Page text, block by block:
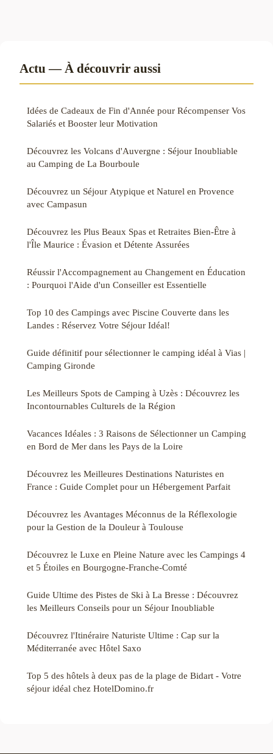
Actu — À découvrir aussi
Idées de Cadeaux de Fin d'Année pour Récompenser Vos
Salariés et Booster leur Motivation
Découvrez les Volcans d'Auvergne : Séjour Inoubliable
au Camping de La Bourboule
Découvrez un Séjour Atypique et Naturel en Provence
avec Campasun
Découvrez les Plus Beaux Spas et Retraites Bien-Être à
l'Île Maurice : Évasion et Détente Assurées
Réussir l'Accompagnement au Changement en Éducation
: Pourquoi l'Aide d'un Conseiller est Essentielle
Top 10 des Campings avec Piscine Couverte dans les
Landes : Réservez Votre Séjour Idéal!
Guide définitif pour sélectionner le camping idéal à Vias |
Camping Gironde
Les Meilleurs Spots de Camping à Uzès : Découvrez les
Incontournables Culturels de la Région
Vacances Idéales : 3 Raisons de Sélectionner un Camping
en Bord de Mer dans les Pays de la Loire
Découvrez les Meilleures Destinations Naturistes en
France : Guide Complet pour un Hébergement Parfait
Découvrez les Avantages Méconnus de la Réflexologie
pour la Gestion de la Douleur à Toulouse
Découvrez le Luxe en Pleine Nature avec les Campings 4
et 5 Étoiles en Bourgogne-Franche-Comté
Guide Ultime des Pistes de Ski à La Bresse : Découvrez
les Meilleurs Conseils pour un Séjour Inoubliable
Découvrez l'Itinéraire Naturiste Ultime : Cap sur la
Méditerranée avec Hôtel Saxo
Top 5 des hôtels à deux pas de la plage de Bidart - Votre
séjour idéal chez HotelDomino.fr